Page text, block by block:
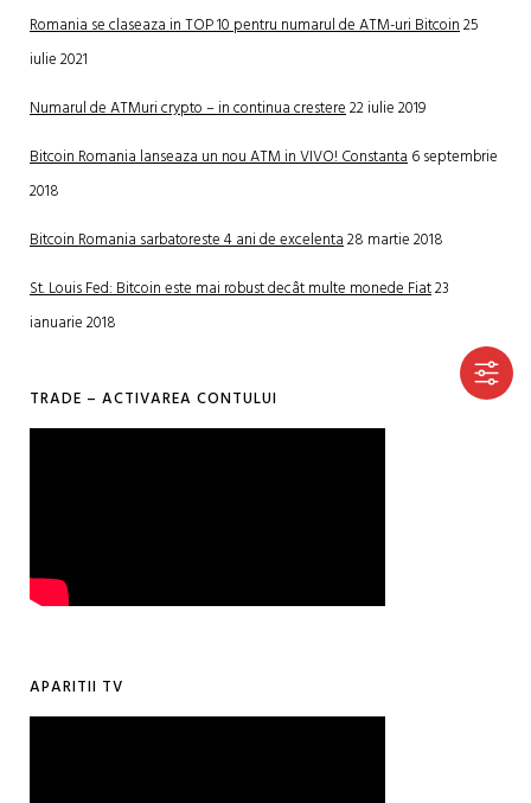
Romania se claseaza in TOP 10 pentru numarul de ATM-uri Bitcoin25
iulie 2021
Numarul de ATMuri crypto – in continua crestere22 iulie 2019
Bitcoin Romania lanseaza un nou ATM in VIVO! Constanta6 septembrie
2018
Bitcoin Romania sarbatoreste 4 ani de excelenta28 martie 2018
St. Louis Fed: Bitcoin este mai robust decât multe monede Fiat23
ianuarie 2018
TRADE – ACTIVAREA CONTULUI
APARITII TV